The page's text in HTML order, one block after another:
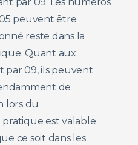
peuvent être
reste dans la
Quant aux
par 09, ils peuvent
de
lors du
est valable
ce soit dans les